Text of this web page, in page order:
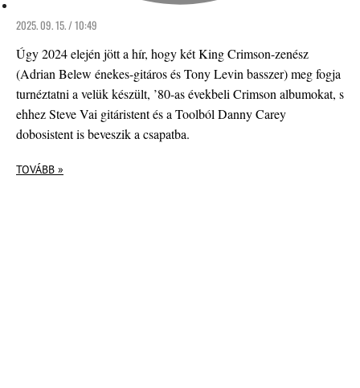
2025. 09. 15. / 10:49
Úgy 2024 elején jött a hír, hogy két King Crimson-zenész
(Adrian Belew énekes-gitáros és Tony Levin basszer) meg fogja
turnéztatni a velük készült, ’80-as évekbeli Crimson albumokat, s
ehhez Steve Vai gitáristent és a Toolból Danny Carey
dobosistent is beveszik a csapatba.
TOVÁBB »